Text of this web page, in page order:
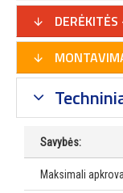
Savybės:
Maksimali